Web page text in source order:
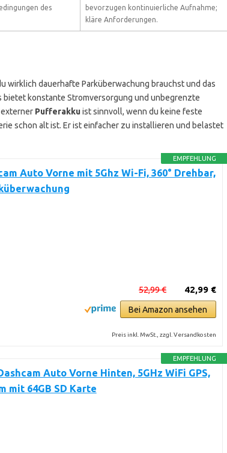
des
bevorzugen kontinuierliche Aufnahme;
kläre Anforderungen.
wirklich dauerhafte Parküberwachung brauchst und das
bietet konstante Stromversorgung und unbegrenzte
Pufferakkuist sinnvoll, wenn du keine feste
schon alt ist. Er ist einfacher zu installieren und belastet
EMPFEHLUNG
Auto Vorne mit 5Ghz Wi-Fi, 360° Drehbar,
42,99 €
52,99 €
Bei Amazon ansehen
Preis inkl. MwSt., zzgl. Versandkosten
EMPFEHLUNG
Auto Vorne Hinten, 5GHz WiFi GPS,
mit 64GB SD Karte